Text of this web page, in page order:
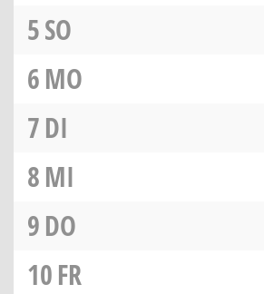
5SO
6MO
7DI
8MI
9DO
10FR